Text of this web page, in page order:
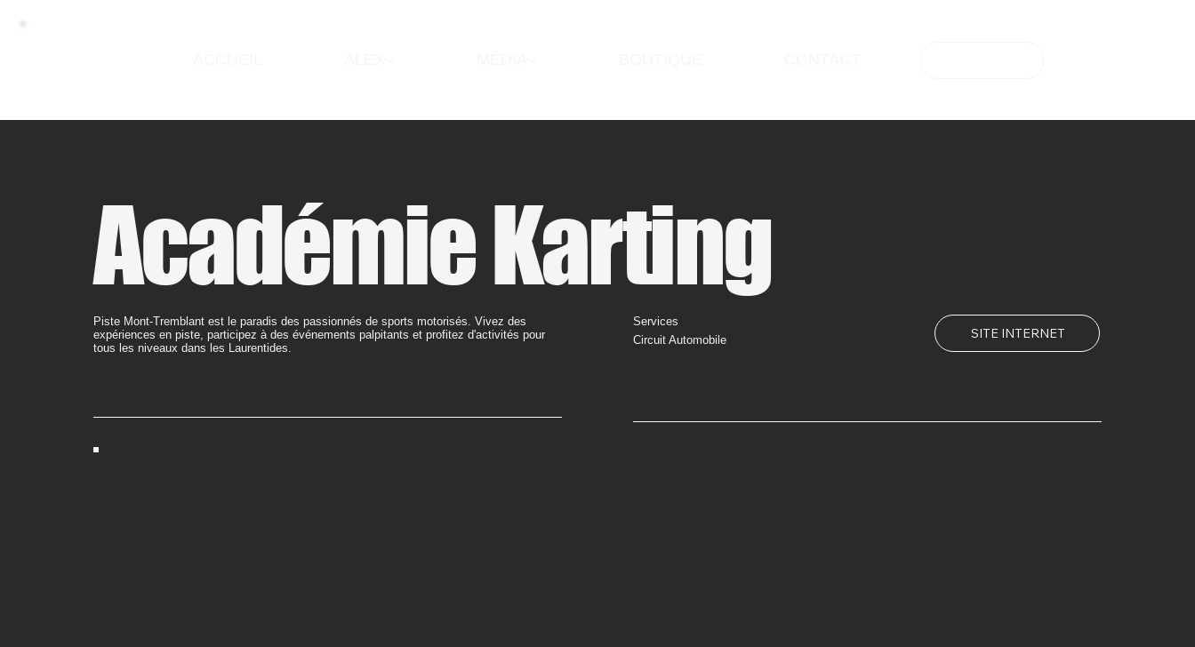
Académie Karting
Piste Mont-Tremblant est le paradis des passionnés de sports motorisés. Vivez des
expériences en piste, participez à des événements palpitants et profitez d'activités pour
tous les niveaux dans les Laurentides.
Services
Circuit Automobile
SITE INTERNET